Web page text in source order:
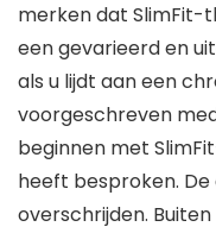
merken dat SlimFit-
een gevarieerd en
als u lijdt aan een
voorgeschreven
beginnen met
heeft besproken.
overschrijden.